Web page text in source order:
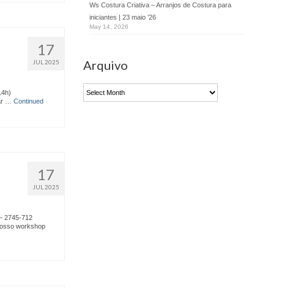
17
JUL 2025
… Continued
17
JUL 2025
2745-712
workshop
Ws Costura Criativa – Arranjos de Costura para
iniciantes | 23 maio ’26
May 14, 2026
Arquivo